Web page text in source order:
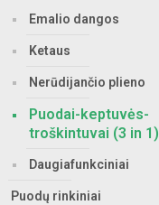
Emalio dangos
Ketaus
Nerūdijančio plieno
Puodai-keptuvės-
troškintuvai (3 in 1)
Daugiafunkciniai
Puodų rinkiniai